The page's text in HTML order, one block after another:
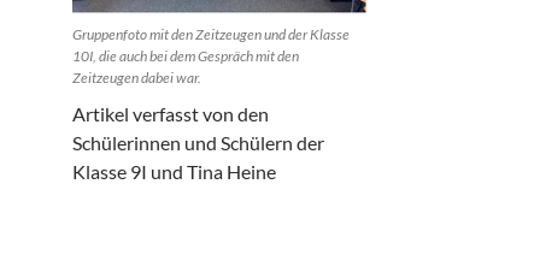
Gruppenfoto mit den Zeitzeugen und der Klasse
10I, die auch bei dem Gespräch mit den
Zeitzeugen dabei war.
Artikel verfasst von den
Schülerinnen und Schülern der
Klasse 9I und Tina Heine